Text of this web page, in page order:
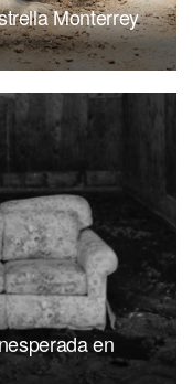
Monterrey
en